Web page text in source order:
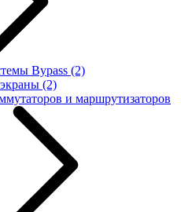
Bypass (2)
(2)
и маршрутизаторов